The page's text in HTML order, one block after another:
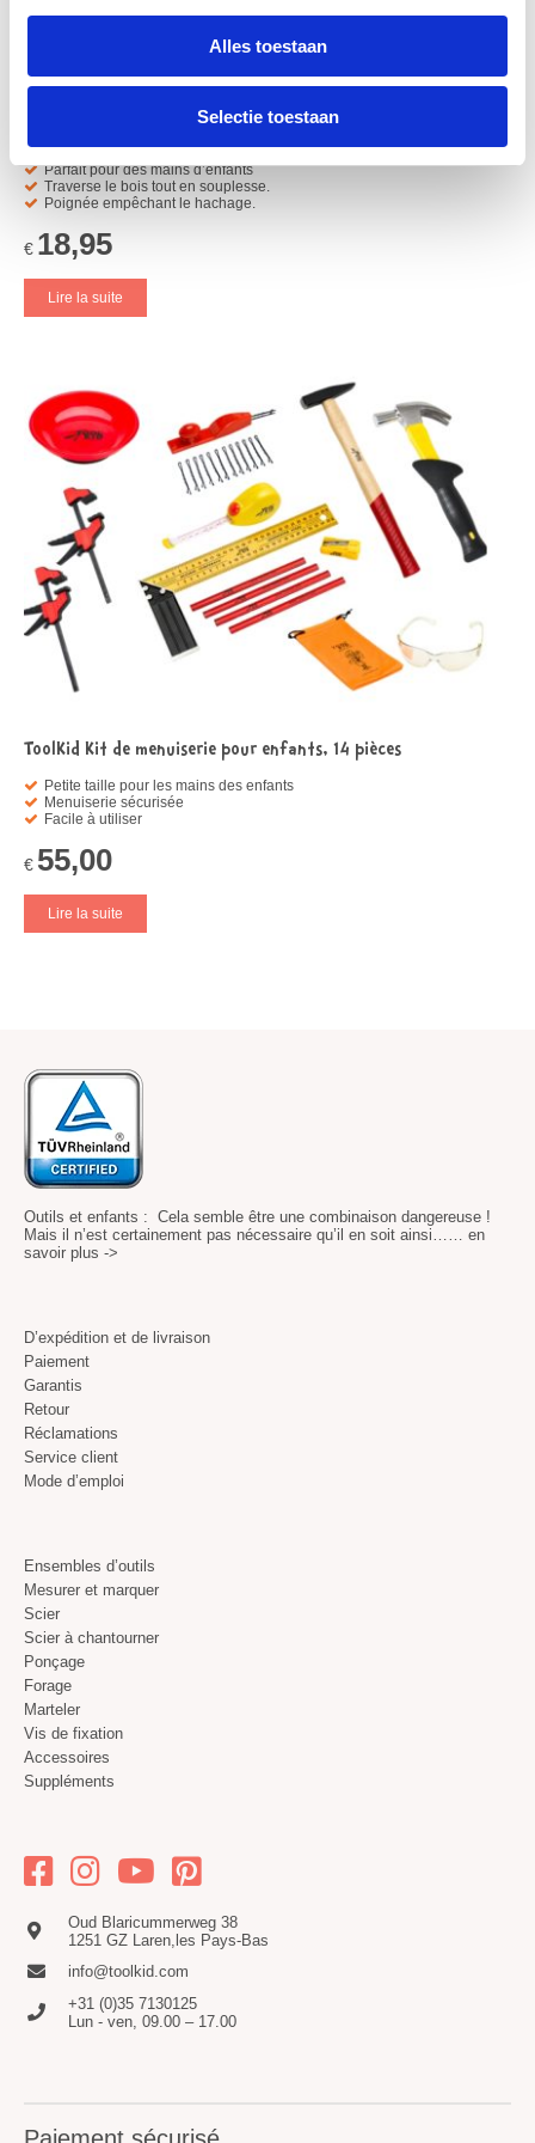
informatie die u aan ze heeft verstrekt of die ze hebben
verzameld op basis van uw gebruik van hun services.
Alles toestaan
Selectie toestaan
Parfait pour des mains d’enfants
Traverse le bois tout en souplesse.
Poignée empêchant le hachage.
€ 18,95
Lire la suite
ToolKid Kit de menuiserie pour enfants, 14 pièces
Petite taille pour les mains des enfants
Menuiserie sécurisée
Facile à utiliser
€ 55,00
Lire la suite
Outils et enfants : Cela semble être une combinaison dangereuse !
Mais il n’est certainement pas nécessaire qu’il en soit ainsi…… en
savoir plus ->
D’expédition et de livraison
Paiement
Garantis
Retour
Réclamations
Service client
Mode d’emploi
Ensembles d’outils
Mesurer et marquer
Scier
Scier à chantourner
Ponçage
Forage
Marteler
Vis de fixation
Accessoires
Suppléments
Oud Blaricummerweg 38
1251 GZ Laren,les Pays-Bas
info@toolkid.com
+31 (0)35 7130125
Lun - ven, 09.00 – 17.00
Paiement sécurisé